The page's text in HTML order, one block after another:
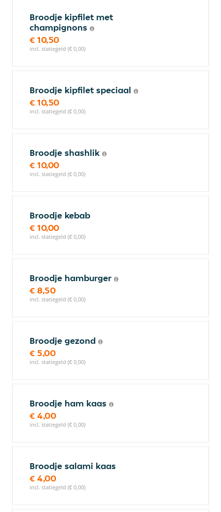
Broodje kipfilet met
champignons
€ 10,50
incl. statiegeld (€ 0,00)
Broodje kipfilet speciaal
€ 10,50
incl. statiegeld (€ 0,00)
Broodje shashlik
€ 10,00
incl. statiegeld (€ 0,00)
Broodje kebab
€ 10,00
incl. statiegeld (€ 0,00)
Broodje hamburger
€ 8,50
incl. statiegeld (€ 0,00)
Broodje gezond
€ 5,00
incl. statiegeld (€ 0,00)
Broodje ham kaas
€ 4,00
incl. statiegeld (€ 0,00)
Broodje salami kaas
€ 4,00
incl. statiegeld (€ 0,00)